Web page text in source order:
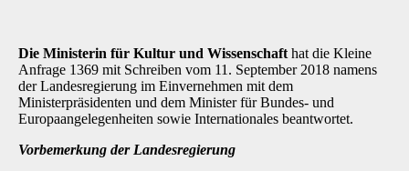
Die Ministerin für Kultur und Wissenschaft hat die Kleine
Anfrage 1369 mit Schreiben vom 11. September 2018 namens
der Landesregierung im Einvernehmen mit dem
Ministerpräsidenten und dem Minister für Bundes- und
Europaangelegenheiten sowie Internationales beantwortet.
Vorbemerkung der Landesregierung